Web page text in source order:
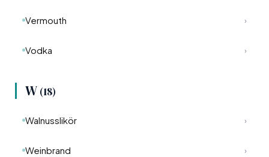
Vermouth ›
Vodka ›
W (18)
Walnusslikör ›
Weinbrand ›